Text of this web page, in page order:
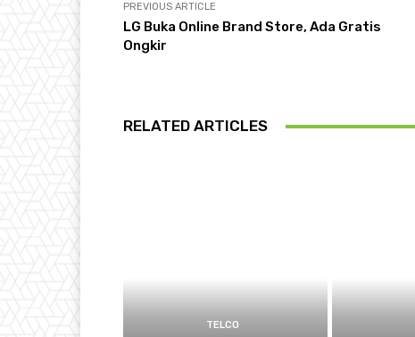
PREVIOUS ARTICLE
LG Buka Online Brand Store, Ada Gratis
Ongkir
RELATED ARTICLES
TELCO